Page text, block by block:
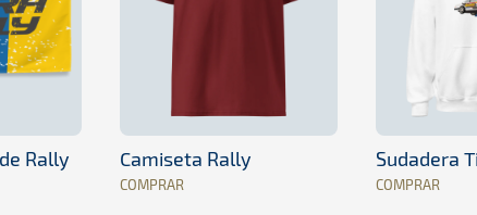
Rally Camiseta Rally
COMPRAR
Sudadera
COMPRAR